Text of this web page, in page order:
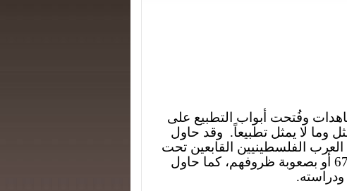
وفُتحت أبواب التطبيع على
وما لا يمثل تطبيعاً. وقد حاول
العرب الفلسطينيين القابعين تحت
الاحتلال في فلسطين المحتلة عام 48 أو 67 أو بصعوبة ظروفهم، كما حاول
ودراسته.